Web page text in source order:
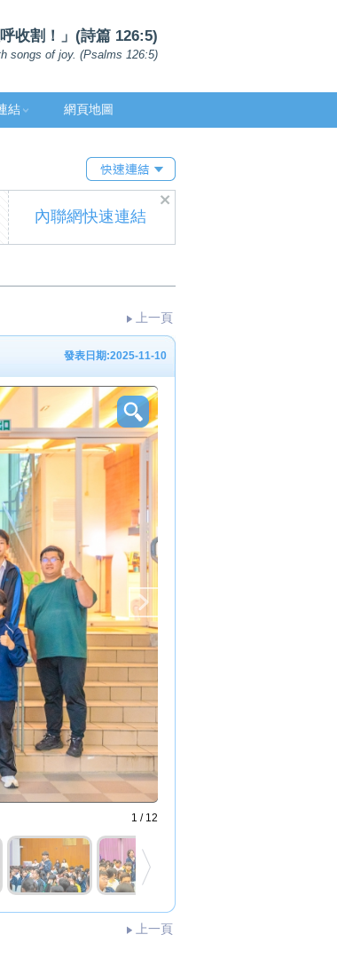
收割！」(詩篇 126:5)
songs of joy. (Psalms 126:5)
結 網頁地圖
內聯網快速連結
上一頁
發表日期:2025-11-10
1 / 12
上一頁